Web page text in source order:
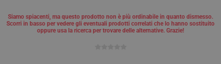
Siamo spiacenti, ma questo prodotto non è più ordinabile in quanto dismesso.
Scorri in basso per vedere gli eventuali prodotti correlati che lo hanno sostituito
oppure usa la ricerca per trovare delle alternative. Grazie!